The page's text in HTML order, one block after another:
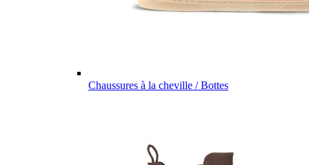
Chaussures à la cheville / Bottes